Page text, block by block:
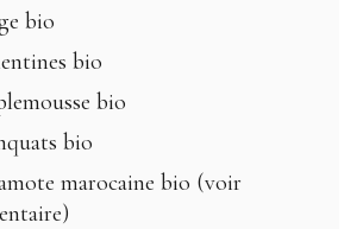
bio
bio
bio
bio
marocaine bio (voir